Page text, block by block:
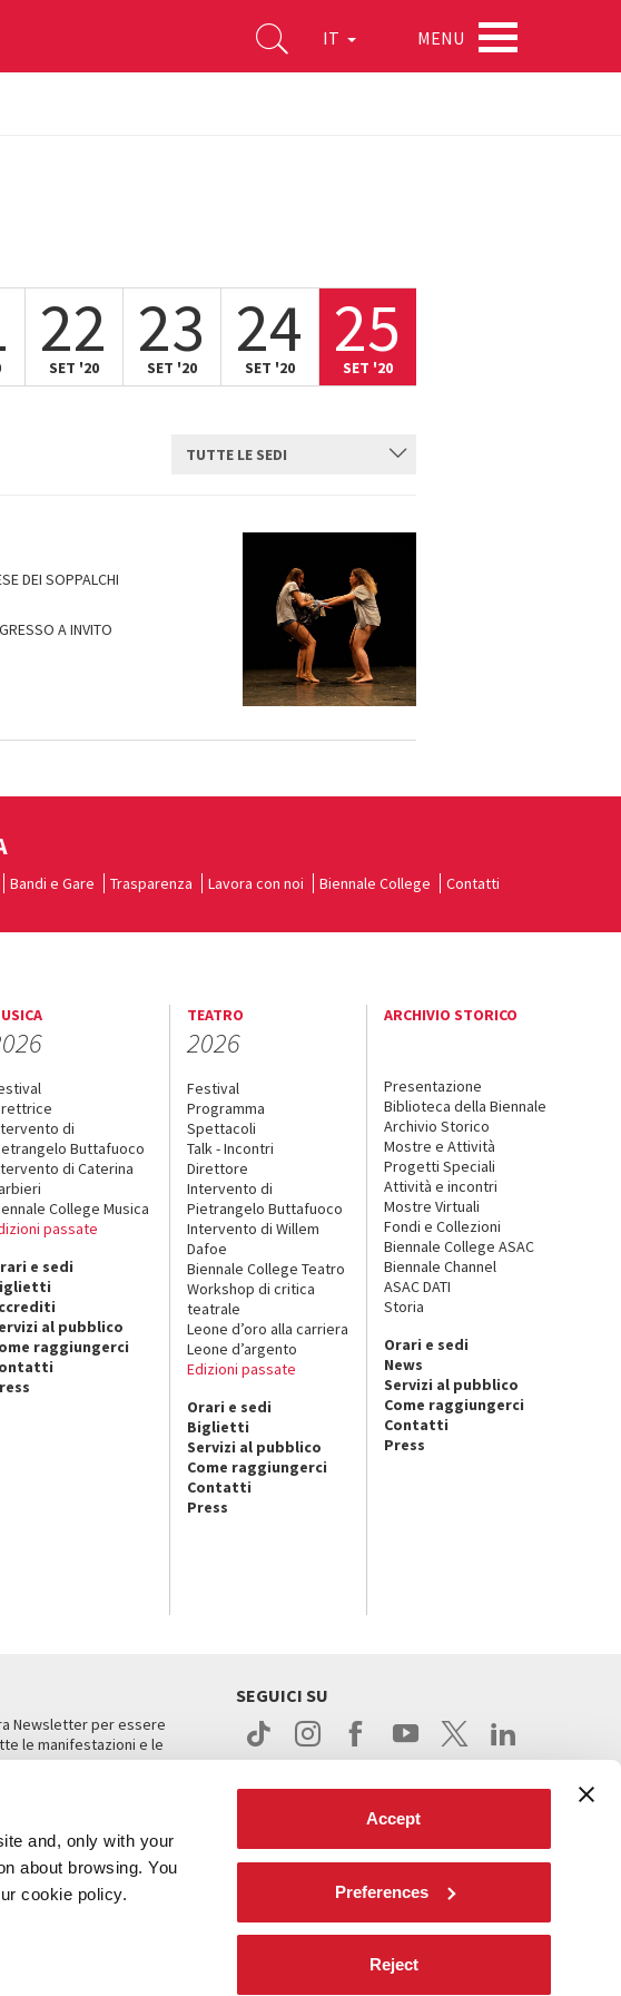
and, only with your
about browsing. You
cookie policy.
Accept
Preferences
Reject
IT MENU
22
SET '20 23
SET '20 24
SET '20 25
SET '20
TUTTE LE SEDI
DEI SOPPALCHI
A INVITO
Bandi e Gare Trasparenza Lavora con noi Biennale College Contatti
di
Buttafuoco
di Caterina
College Musica
passate
e sedi
al pubblico
raggiungerci
TEATRO
2026
Festival
Programma
Spettacoli
Talk - Incontri
Direttore
Intervento di
Pietrangelo Buttafuoco
Intervento di Willem
Dafoe
Biennale College Teatro
Workshop di critica
teatrale
Leone d’oro alla carriera
Leone d’argento
Edizioni passate
Orari e sedi
Biglietti
Servizi al pubblico
Come raggiungerci
Contatti
Press
ARCHIVIO STORICO
Presentazione
Biblioteca della Biennale
Archivio Storico
Mostre e Attività
Progetti Speciali
Attività e incontri
Mostre Virtuali
Fondi e Collezioni
Biennale College ASAC
Biennale Channel
ASAC DATI
Storia
Orari e sedi
News
Servizi al pubblico
Come raggiungerci
Contatti
Press
Newsletter per essere
le manifestazioni e le
SEGUICI SU